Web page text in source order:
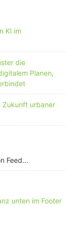
KI im
die
Planen,
Zukunft urbaner
Feed...
unten im Footer